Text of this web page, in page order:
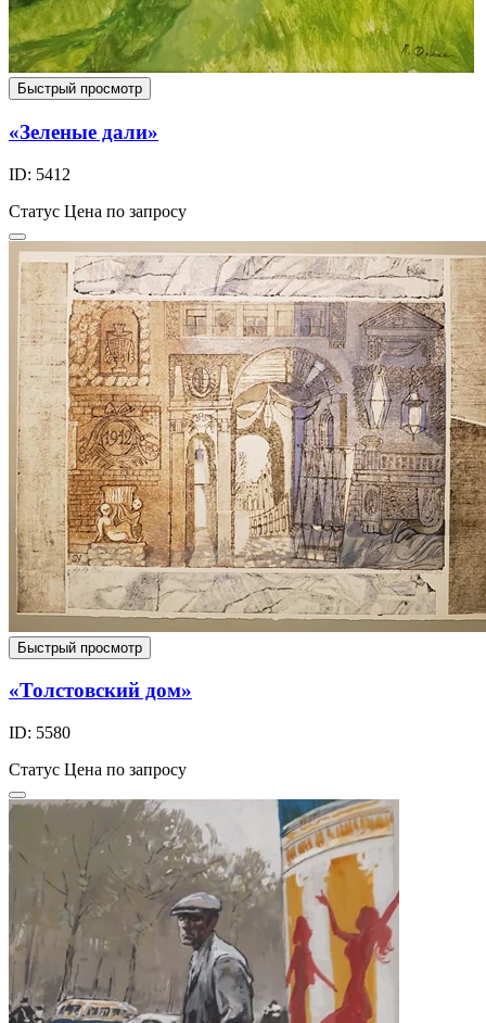
Быстрый просмотр
«Зеленые дали»
ID: 5412
Статус Цена по запросу
Быстрый просмотр
«Толстовский дом»
ID: 5580
Статус Цена по запросу